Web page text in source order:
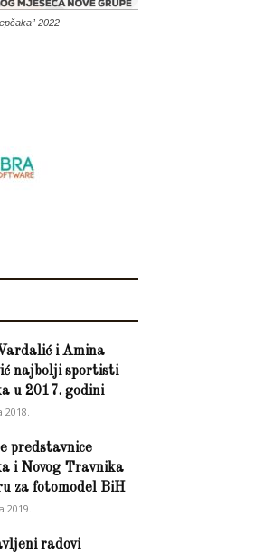
2022
i Amina
najbolji sportisti
u 2017. godini
2018.
predstavnice
i Novog Travnika
za fotomodel BiH
2019.
radovi